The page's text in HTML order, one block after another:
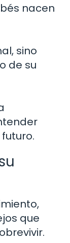
nacen
sino
de su
que